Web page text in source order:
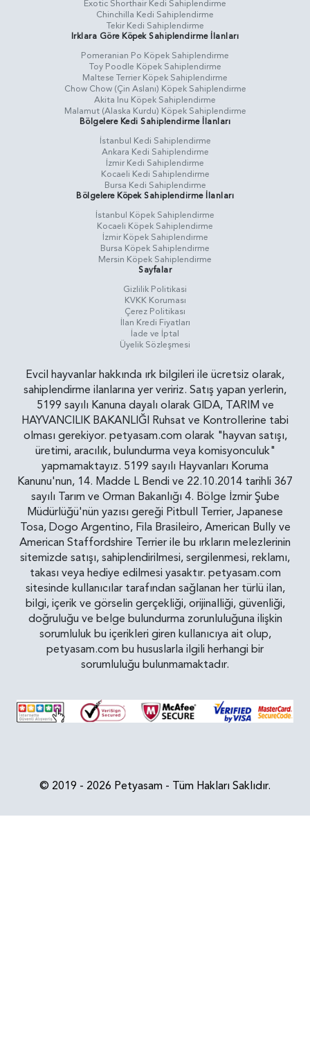
Exotic Shorthair Kedi Sahiplendirme
Chinchilla Kedi Sahiplendirme
Tekir Kedi Sahiplendirme
Irklara Göre Köpek Sahiplendirme İlanları
Pomeranian Po Köpek Sahiplendirme
Toy Poodle Köpek Sahiplendirme
Maltese Terrier Köpek Sahiplendirme
Chow Chow (Çin Aslanı) Köpek Sahiplendirme
Akita Inu Köpek Sahiplendirme
Malamut (Alaska Kurdu) Köpek Sahiplendirme
Bölgelere Kedi Sahiplendirme İlanları
İstanbul Kedi Sahiplendirme
Ankara Kedi Sahiplendirme
İzmir Kedi Sahiplendirme
Kocaeli Kedi Sahiplendirme
Bursa Kedi Sahiplendirme
Bölgelere Köpek Sahiplendirme İlanları
İstanbul Köpek Sahiplendirme
Kocaeli Köpek Sahiplendirme
İzmir Köpek Sahiplendirme
Bursa Köpek Sahiplendirme
Mersin Köpek Sahiplendirme
Sayfalar
Gizlilik Politikasi
KVKK Koruması
Çerez Politikası
İlan Kredi Fiyatları
İade ve İptal
Üyelik Sözleşmesi
Evcil hayvanlar hakkında ırk bilgileri ile ücretsiz olarak,
sahiplendirme ilanlarına yer veririz. Satış yapan yerlerin,
5199 sayılı Kanuna dayalı olarak GIDA, TARIM ve
HAYVANCILIK BAKANLIĞI Ruhsat ve Kontrollerine tabi
olması gerekiyor. petyasam.com olarak "hayvan satışı,
üretimi, aracılık, bulundurma veya komisyonculuk"
yapmamaktayız. 5199 sayılı Hayvanları Koruma
Kanunu'nun, 14. Madde L Bendi ve 22.10.2014 tarihli 367
sayılı Tarım ve Orman Bakanlığı 4. Bölge İzmir Şube
Müdürlüğü'nün yazısı gereği Pitbull Terrier, Japanese
Tosa, Dogo Argentino, Fila Brasileiro, American Bully ve
American Staffordshire Terrier ile bu ırkların melezlerinin
sitemizde satışı, sahiplendirilmesi, sergilenmesi, reklamı,
takası veya hediye edilmesi yasaktır. petyasam.com
sitesinde kullanıcılar tarafından sağlanan her türlü ilan,
bilgi, içerik ve görselin gerçekliği, orijinalliği, güvenliği,
doğruluğu ve belge bulundurma zorunluluğuna ilişkin
sorumluluk bu içerikleri giren kullanıcıya ait olup,
petyasam.com bu hususlarla ilgili herhangi bir
sorumluluğu bulunmamaktadır.
© 2019 - 2026 Petyasam - Tüm Hakları Saklıdır.